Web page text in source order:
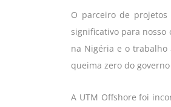
O parceiro de projetos
significativo para nosso
na Nigéria e o
queima zero do
A UTM Offshore foi